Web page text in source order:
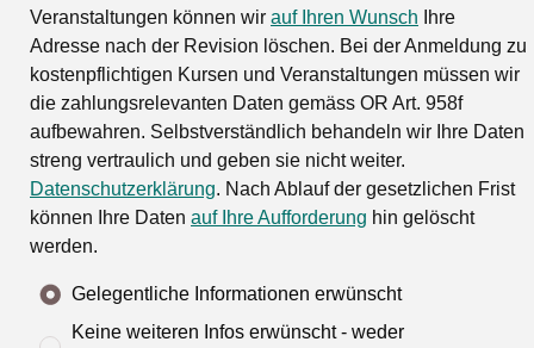
Veranstaltungen können wir auf Ihren Wunsch Ihre
Adresse nach der Revision löschen. Bei der Anmeldung zu
kostenpflichtigen Kursen und Veranstaltungen müssen wir
die zahlungsrelevanten Daten gemäss OR Art. 958f
aufbewahren. Selbstverständlich behandeln wir Ihre Daten
streng vertraulich und geben sie nicht weiter.
Datenschutzerklärung. Nach Ablauf der gesetzlichen Frist
können Ihre Daten auf Ihre Aufforderung hin gelöscht
werden.
Gelegentliche Informationen erwünscht
Keine weiteren Infos erwünscht - weder